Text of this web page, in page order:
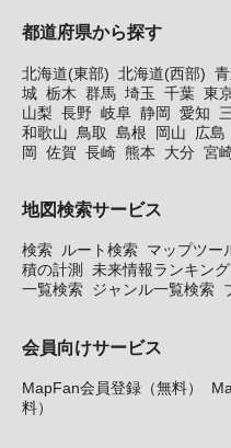
都道府県から探す
北海道(東部) 北海道(西部)
城 栃木 群馬 埼玉 千葉 東
山梨 長野 岐阜 静岡 愛知
和歌山
鳥取 島根 岡山 広島
岡 佐賀 長崎 熊本 大分 宮
地図検索サービス
検索 ルート検索 マップツー
積の計測
未来情報ランキング
一覧検索 ジャンル一覧検索
会員向けサービス
MapFan会員登録（無料）
料）